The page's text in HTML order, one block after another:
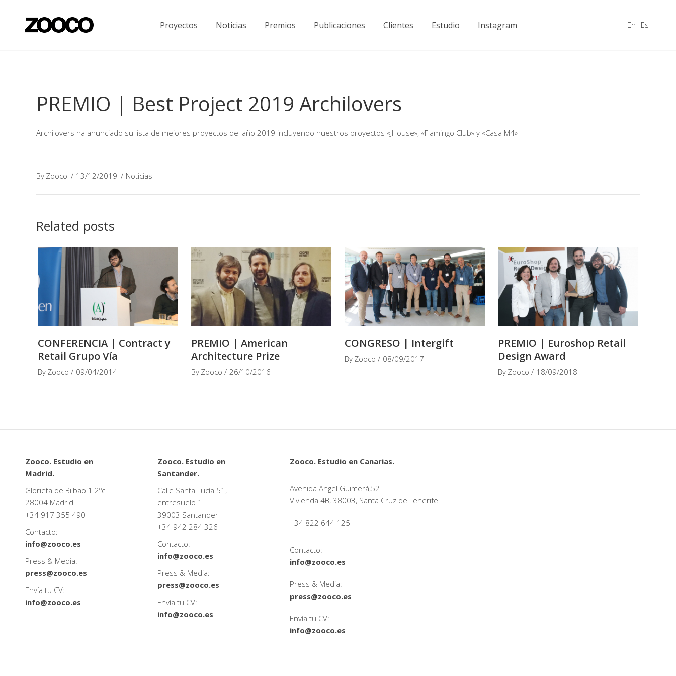
Proyectos Noticias Premios Publicaciones Clientes Estudio Instagram En Es
PREMIO | Best Project 2019 Archilovers
Archilovers ha anunciado su lista de mejores proyectos del año 2019 incluyendo nuestros proyectos «JHouse», «Flamingo Club» y «Casa M4»
By Zooco 13/12/2019 Noticias
Related posts
CONFERENCIA | Contract y
Retail Grupo Vía
By Zooco 09/04/2014
PREMIO | American
Architecture Prize
By Zooco 26/10/2016
CONGRESO | Intergift
By Zooco 08/09/2017
PREMIO | Euroshop Retail
Design Award
By Zooco 18/09/2018
Zooco. Estudio en
Madrid.
Glorieta de Bilbao 1 2ºc
28004 Madrid
+34 917 355 490
Contacto:
info@zooco.es
Press & Media:
press@zooco.es
Envía tu CV:
info@zooco.es
Zooco. Estudio en
Santander.
Calle Santa Lucía 51,
entresuelo 1
39003 Santander
+34 942 284 326
Contacto:
info@zooco.es
Press & Media:
press@zooco.es
Envía tu CV:
info@zooco.es
Zooco. Estudio en Canarias.
Avenida Angel Guimerá,52
Vivienda 4B, 38003, Santa Cruz de Tenerife
+34 822 644 125
Contacto:
info@zooco.es
Press & Media:
press@zooco.es
Envía tu CV:
info@zooco.es